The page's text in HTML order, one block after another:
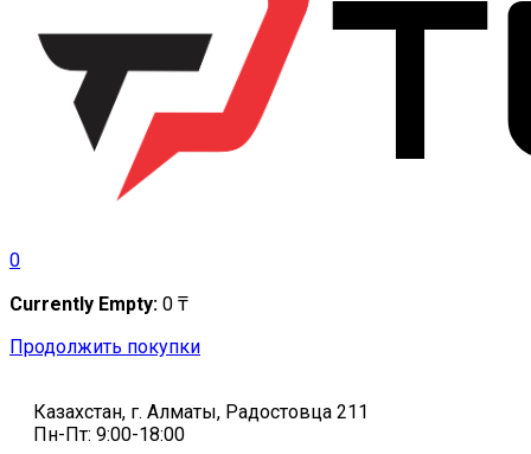
0
Currently Empty: 0 ₸
Продолжить покупки
Казахстан, г. Алматы, Радостовца 211
Пн-Пт: 9:00-18:00